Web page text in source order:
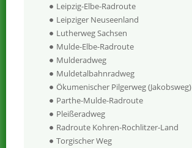
Leipzig-Elbe-Radroute
Leipziger Neuseenland
Lutherweg Sachsen
Mulde-Elbe-Radroute
Mulderadweg
Muldetalbahnradweg
Ökumenischer Pilgerweg (Jakobsweg)
Parthe-Mulde-Radroute
Pleißeradweg
Radroute Kohren-Rochlitzer-Land
Torgischer Weg